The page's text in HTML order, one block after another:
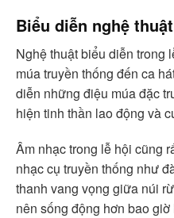
Biểu diễn nghệ
Nghệ thuật biểu diễn trong
múa truyền thống đến ca
diễn những điệu múa đặc
hiện tinh thần lao động và
Âm nhạc trong lễ hội cũng
nhạc cụ truyền thống như
thanh vang vọng giữa núi
nên sống động hơn bao giờ